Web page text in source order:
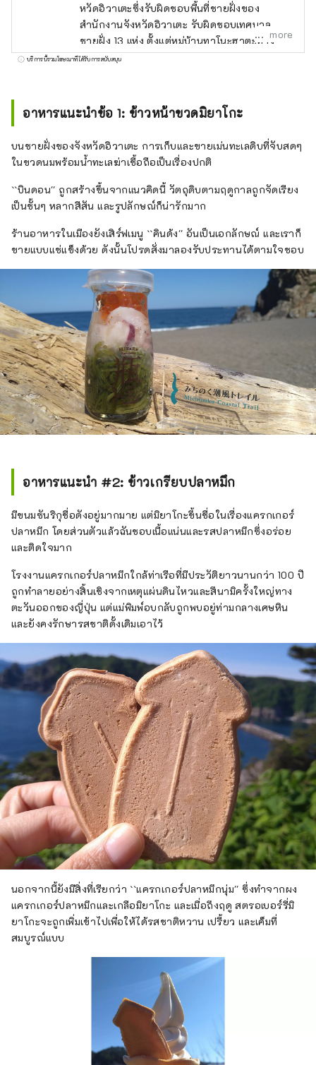
หวัดอิวาเตะซึ่งรับผิดชอบพื้นที่ชายฝั่งของ
สำนักงานจังหวัดอิวาเตะ รับผิดชอบเทศบาล
ชายฝั่ง 13 แห่ง ตั้งแต่หมู่บ้านทาโนะฮาตะทาง
ตอนเหนือไปจนถึงเมืองริคุเซนทากาตะทางตอน
ฝั่งตะวันออกของญี่ปุ่น เกิดขึ้นบริเวณนี้ แม้ว่า
พื้นที่ดังกล่าวจะได้รับความเสียหายอย่างรุนแรง
แต่ก็สามารถฟื้นตัวได้สำเร็จด้วยการสนับสนุน
จากทั่วทุกมุมโลก นอกจากนี้เรายังใช้ความ
ภัยพิบัติ และได้ดูแลรักษาซากภัยพิบัติจากแผ่นดิน
ไหวและสิ่งอำนวยความสะดวกด้านนิทานพื้นบ้าน
ประวัติศาสตร์แห่งการฟื้นฟู [สถานที่โด่งดังทาง
ภาคเหนือ] คิตะยามะซากิ หน้าผาสูง 200 เมตร
ในหมู่บ้านทาโนะฮาตะ ถ้ำริวเซ็นโดะ หนึ่งในสาม
ถ้ำหินปูนที่ใหญ่ที่สุดในญี่ปุ่นในเมืองอิวาอิซูมิ และ
โจโดกะ ชายฝั่งหินสีขาวบริสุทธิ์ที่กล่าวกันว่า
เปรียบเสมือนดินแดนบริสุทธิ์ในเมืองมิยาโกะ
เมืองยามาดะมีทิวทัศน์อันงดงาม รวมถึงโอชิมะ
(ที่รู้จักกันทั่วไปในชื่อเกาะฮอลแลนด์) และโคชิมะ
(เกาะเล็กๆ) ที่ลอยอยู่ในอ่าวอันเงียบสงบ รถไฟ
ซันริกุเป็นวิธีที่สมบูรณ์แบบในการเพลิดเพลินไปกับ
บริเวณนี้ คุณสามารถนั่งรถไฟท้องถิ่นสบายๆ
และเพลิดเพลินกับทิวทัศน์จากหน้าต่างรถไฟ
[สถานที่โด่งดังในชูบุ] เมืองโอสึจิเป็นที่ตั้งของ
ชิโนะ ซึ่งเป็นเตาถลุงเหล็กสไตล์ตะวันตกที่เก่าแก่
โลก ทั้งทะเลและภูเขา นอกจากนี้ ศิลปะการแสดง
ท้องถิ่น เช่น เชิดเสือและเชิดกวาง ก็เป็นที่นิยมใน
ดังภาคใต้] เมืองโอฟุนาโตะมี ``ชายฝั่งโกอิชิ'' ที่
คุณสามารถเพลิดเพลินกับทิวทัศน์ที่หลากหลาย
ของแนวชายฝั่งเรีย เมืองริคุเซนทากาตะมี
``พิพิธภัณฑ์ประวัติศาสตร์สึนามิแผ่นดินไหวครั้ง
ใหญ่ทางตะวันออกของญี่ปุ่น'' ซึ่งเผยแพร่ข้อเท็จ
จริงและบทเรียนเกี่ยวกับความเสียหายจากสึนามิ
และสุมิตะ เมืองนี้มีสถานที่ที่ใหญ่ที่สุดแห่งหนึ่งใน
ญี่ปุ่น มีหลายจุดที่คุณสามารถสัมผัสธรรมชาติ
และวัฒนธรรมที่เป็นเอกลักษณ์ของพื้นที่นี้ได้ เช่น
ถ้ำทาคิคัง ถ้ำหินปูนที่มีน้ำตกอยู่ภายในถ้ำ เป็น
ภูมิภาคที่คุณสามารถเพลิดเพลินกับพรแห่ง
ธรรมชาติอันยิ่งใหญ่ ในขณะเดียวกันก็เรียนรู้
ภูมิปัญญาและบทเรียนของการอยู่ร่วมกับภัย
คุกคามของธรรมชาติ เราหวังว่าจะได้พบคุณที่
นั่น
more
บริการนี้รวมโฆษณาที่ได้รับการสนับสนุน
อาหารแนะนำข้อ 1: ข้าวหน้าขวดมิยาโกะ
บนชายฝั่งของจังหวัดอิวาเตะ การเก็บและขายเม่นทะเลดิบที่จับสดๆ
ในขวดนมพร้อมน้ำทะเลฆ่าเชื้อถือเป็นเรื่องปกติ
``บินดอน'' ถูกสร้างขึ้นจากแนวคิดนี้ วัตถุดิบตามฤดูกาลถูกจัดเรียง
เป็นชั้นๆ หลากสีสัน และรูปลักษณ์ก็น่ารักมาก
ร้านอาหารในเมืองยังเสิร์ฟเมนู ``คินด้ง'' อันเป็นเอกลักษณ์ และเราก็
ขายแบบแช่แข็งด้วย ดังนั้นโปรดสั่งมาลองรับประทานได้ตามใจชอบ
อาหารแนะนำ #2: ข้าวเกรียบปลาหมึก
มีขนมซันริกุชื่อดังอยู่มากมาย แต่มิยาโกะขึ้นชื่อในเรื่องแครกเกอร์
ปลาหมึก โดยส่วนตัวแล้วฉันชอบเนื้อแน่นและรสปลาหมึกซึ่งอร่อย
และติดใจมาก
โรงงานแครกเกอร์ปลาหมึกใกล้ท่าเรือที่มีประวัติยาวนานกว่า 100 ปี
ถูกทำลายอย่างสิ้นเชิงจากเหตุแผ่นดินไหวและสึนามิครั้งใหญ่ทาง
ตะวันออกของญี่ปุ่น แต่แม่พิมพ์อบกลับถูกพบอยู่ท่ามกลางเศษหิน
และยังคงรักษารสชาติดั้งเดิมเอาไว้
นอกจากนี้ยังมีสิ่งที่เรียกว่า ``แครกเกอร์ปลาหมึกนุ่ม'' ซึ่งทำจากผง
แครกเกอร์ปลาหมึกและเกลือมิยาโกะ และเมื่อถึงฤดู สตรอเบอร์รี่มิ
ยาโกะจะถูกเพิ่มเข้าไปเพื่อให้ได้รสชาติหวาน เปรี้ยว และเค็มที่
สมบูรณ์แบบ